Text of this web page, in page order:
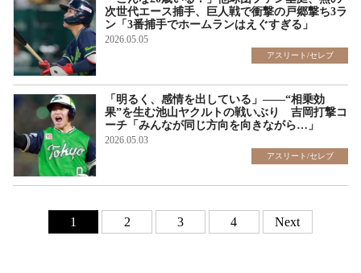
次世代エース捕手、巨人戦で衝撃の戸郷撃ち3ラ
ン「3番捕手でホームランはえぐすぎる」
2026.05.05
アスリート/セレブ
「明るく、感情を出している」――“相乗効
果”を生む池山ヤクルトの戦いぶり 吉岡打撃コ
ーチ「みんなが同じ方向を向きながら…」
2026.05.03
アスリート/セレブ
1 2 3 4 Next